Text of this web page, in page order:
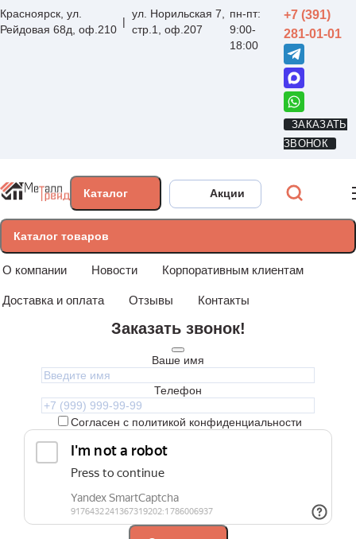
Красноярск, ул.
Рейдовая 68д, оф.210
ул. Норильская 7,
стр.1, оф.207
пн-пт:
9:00-
18:00
+7 (391)
281-01-01
ЗАКАЗАТЬ
ЗВОНОК
Каталог Акции
Каталог товаров
О компании Новости Корпоративным клиентам
Доставка и оплата Отзывы Контакты
Заказать звонок!
Ваше имя
Телефон
Согласен с политикой конфиденциальности